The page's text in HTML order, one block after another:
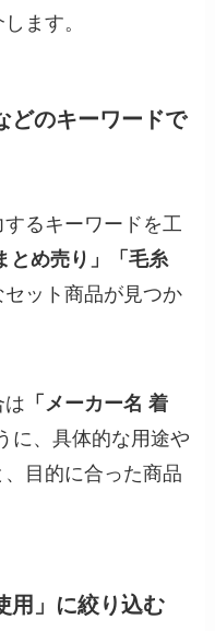
ます。
どのキーワードで
るキーワードを工
とめ売り」「毛糸
ット商品が見つか
は 「メーカー名 着
に、具体的な用途や
目的に合った商品
用」に絞り込む